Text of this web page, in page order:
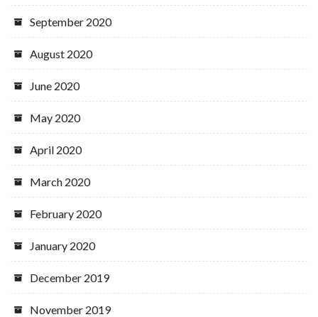
September 2020
August 2020
June 2020
May 2020
April 2020
March 2020
February 2020
January 2020
December 2019
November 2019